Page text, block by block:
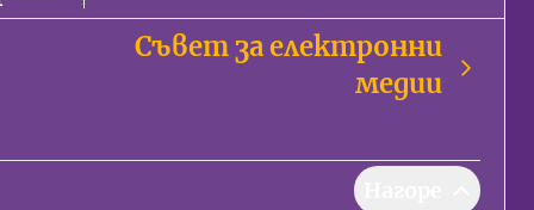
Съвет за електронни
медии